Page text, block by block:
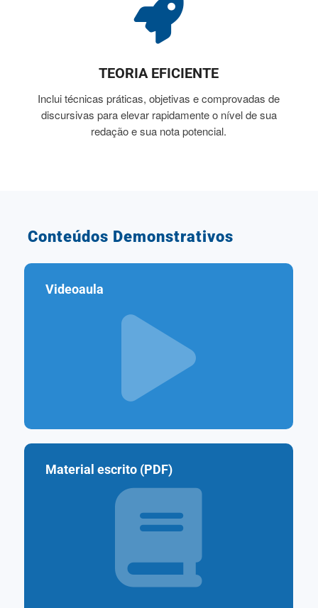
TEORIA EFICIENTE
Inclui técnicas práticas, objetivas e comprovadas de
discursivas para elevar rapidamente o nível de sua
redação e sua nota potencial.
Conteúdos Demonstrativos
Videoaula
Material escrito (PDF)